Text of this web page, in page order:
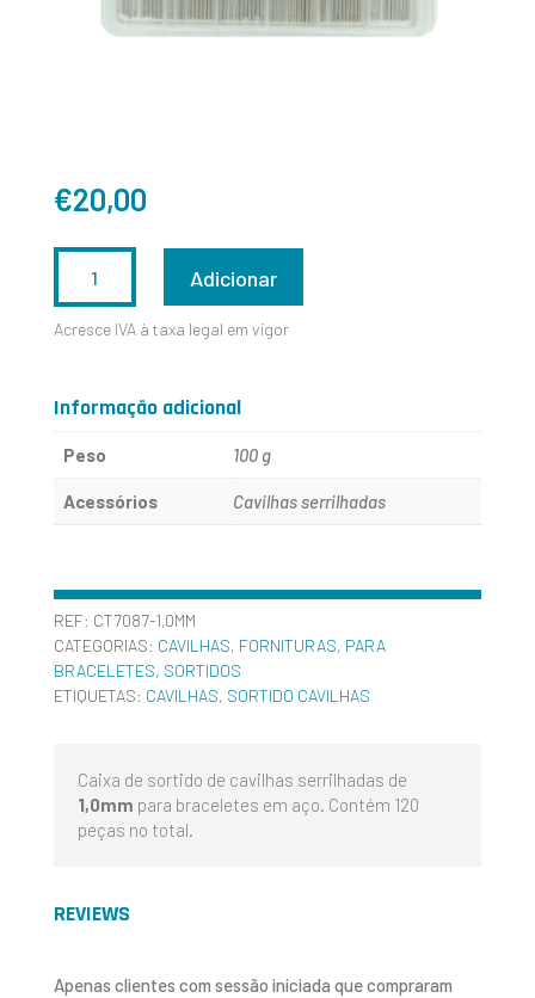
€20,00
DE
1,0MM
Adicionar
Acresce IVA à taxa legal em vigor
Informação adicional
Peso 100 g
Acessórios Cavilhas serrilhadas
REF: CT7087-1,0MM
CATEGORIAS: CAVILHAS, FORNITURAS, PARA
BRACELETES, SORTIDOS
ETIQUETAS: CAVILHAS, SORTIDO CAVILHAS
Caixa de sortido de cavilhas serrilhadas de
1,0mm para braceletes em aço. Contém 120
peças no total.
REVIEWS
Apenas clientes com sessão iniciada que compraram